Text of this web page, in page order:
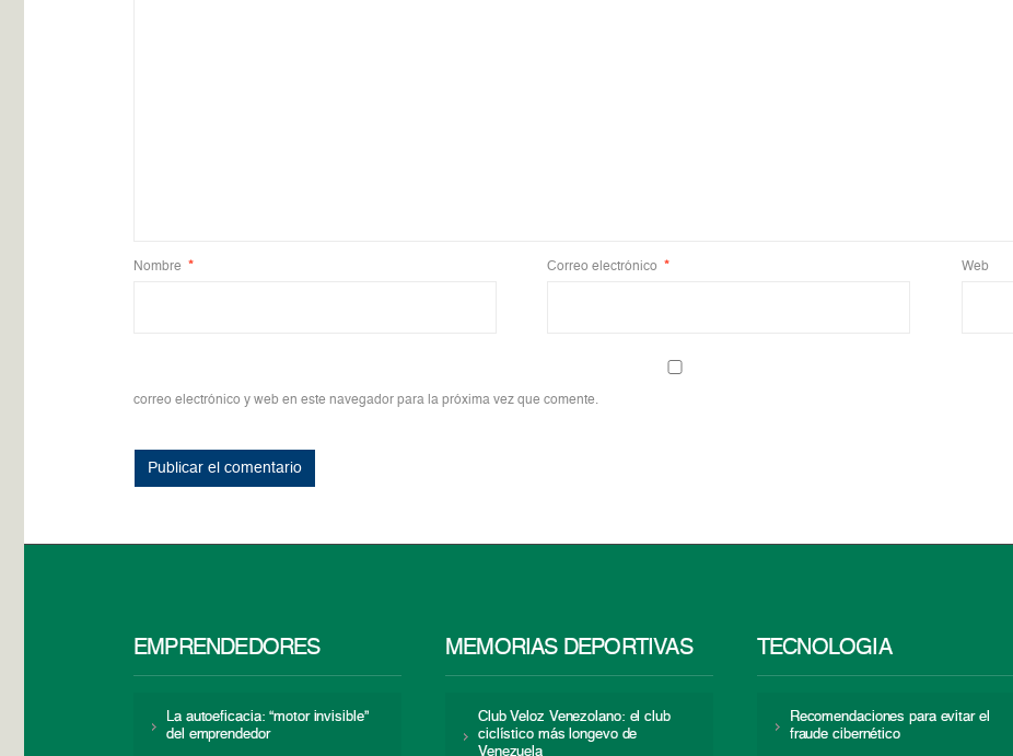
Nombre * Correo electrónico * Web
correo electrónico y web en este navegador para la próxima vez que comente.
EMPRENDEDORES
La autoeficacia: “motor invisible”
del emprendedor
MEMORIAS DEPORTIVAS
Club Veloz Venezolano: el club
ciclístico más longevo de
Venezuela
TECNOLOGÍA
Recomendaciones para evitar el
fraude cibernético